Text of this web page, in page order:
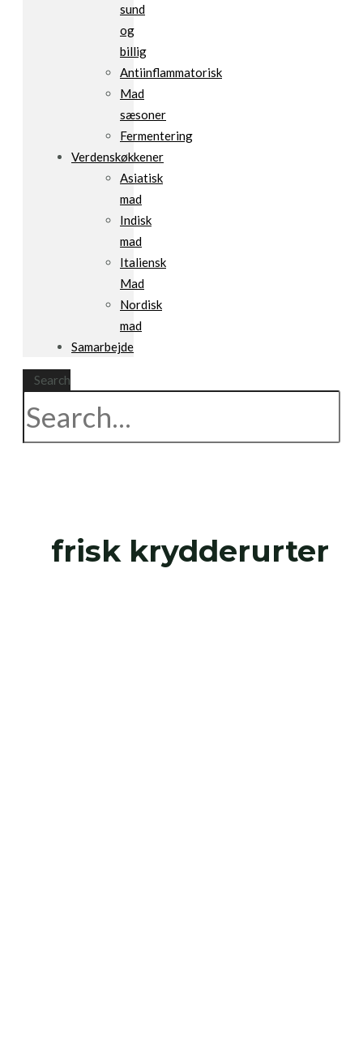
sund
og
billig
Antiinflammatorisk
Mad
sæsoner
Fermentering
Verdenskøkkener
Asiatisk
mad
Indisk
mad
Italiensk
Mad
Nordisk
mad
Samarbejde
Search
frisk krydderurter